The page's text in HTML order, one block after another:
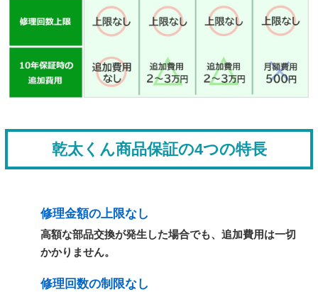
乾太くん商品保証の4つの特長
修理金額の上限なし
高額な部品交換が発生した場合でも、追加費用は一切
かかりません。
修理回数の制限なし